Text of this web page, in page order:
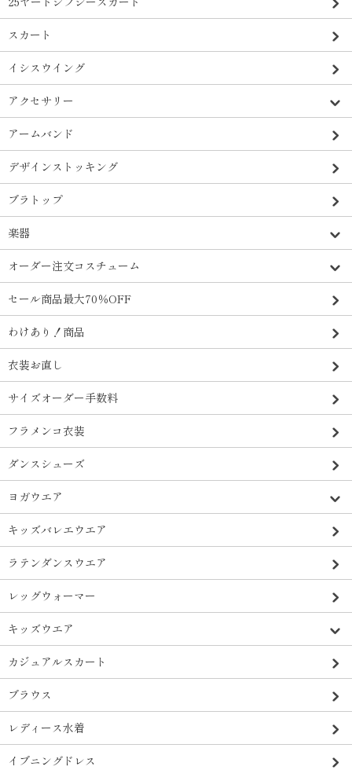
スカート
イシスウイング
アクセサリー
アームバンド
デザインストッキング
ブラトップ
楽器
オーダー注文コスチューム
セール商品最大70％OFF
わけあり！商品
衣装お直し
サイズオーダー手数料
フラメンコ衣装
ダンスシューズ
ヨガウエア
キッズバレエウエア
ラテンダンスウエア
レッグウォーマー
キッズウエア
カジュアルスカート
ブラウス
レディース水着
イブニングドレス